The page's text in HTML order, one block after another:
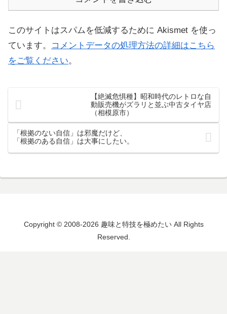
このサイトはスパムを低減するために Akismet を使っ
ています。
コメントデータの処理方法の詳細はこちら
をご覧ください。
【絶滅危惧種】昭和時代のレトロな自
動販売機がズラリと並ぶ中古タイヤ店
（相模原市）
「根拠のない自信」は邪魔だけど、
「根拠のある自信」は大事にしたい。
Copyright © 2008-2026 趣味と特技を極めたい All Rights
Reserved.